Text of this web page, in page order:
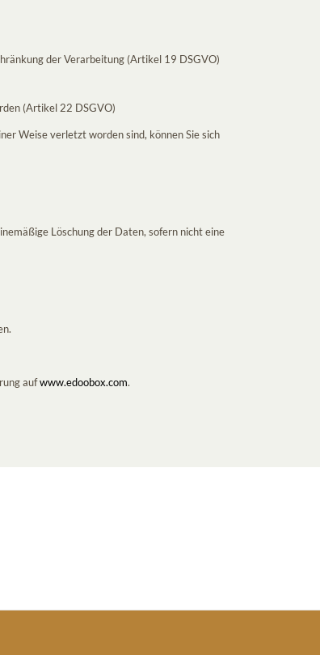
der Verarbeitung (Artikel 19 DSGVO)
(Artikel 22 DSGVO)
Weise verletzt worden sind, können Sie sich
Löschung der Daten, sofern nicht eine
aufwww.edoobox.com.